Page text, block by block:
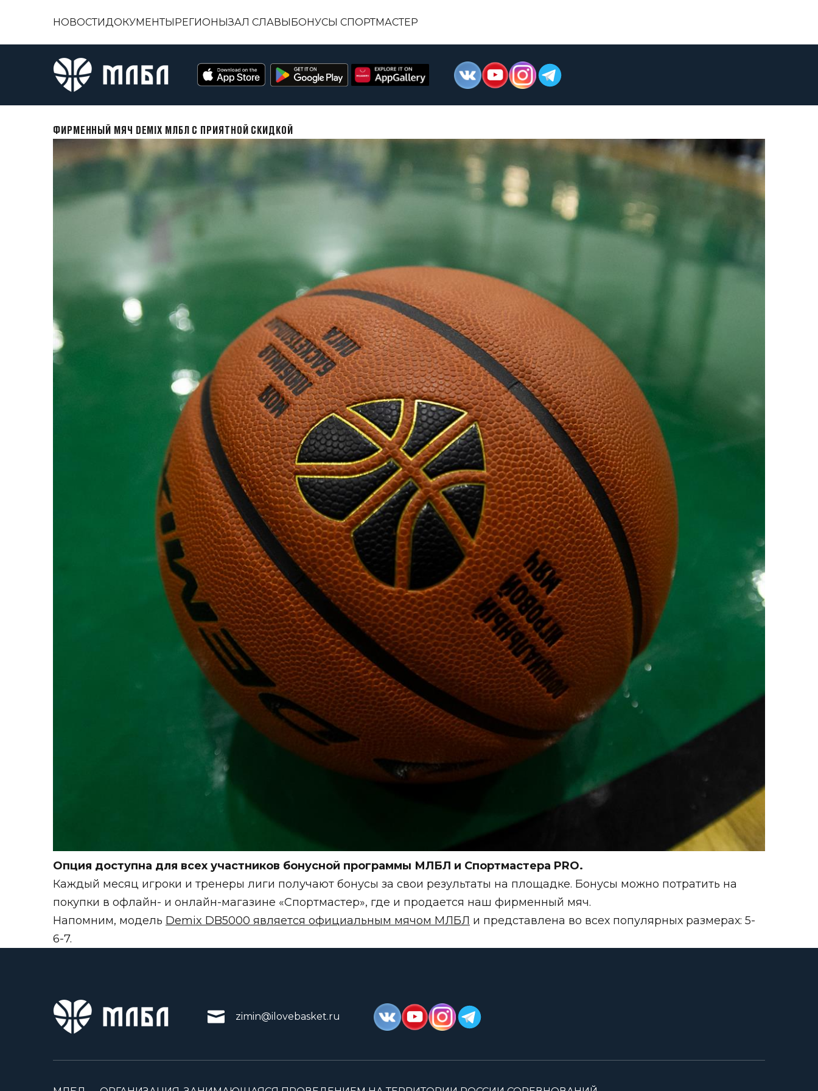
НОВОСТИДОКУМЕНТЫРЕГИОНЫЗАЛ СЛАВЫБОНУСЫ СПОРТМАСТЕР
ФИРМЕННЫЙ МЯЧ DEMIX МЛБЛ С ПРИЯТНОЙ СКИДКОЙ
Опция доступна для всех участников бонусной программы МЛБЛ и Спортмастера PRO.
Каждый месяц игроки и тренеры лиги получают бонусы за свои результаты на площадке. Бонусы можно потратить на
покупки в офлайн- и онлайн-магазине «Спортмастер», где и продается наш фирменный мяч.
Напомним, модель Demix DB5000 является официальным мячом МЛБЛ и представлена во всех популярных размерах: 5-
6-7.
zimin@ilovebasket.ru